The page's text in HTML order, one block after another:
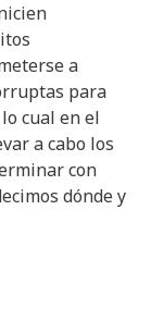
a
para
cual en el
a cabo los
con
dónde y